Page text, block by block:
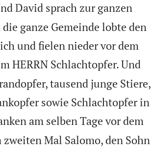
David sprach zur ganzen
ganze Gemeinde lobte den
und fielen nieder vor dem
HERRN Schlachtopfer. Und
tausend junge Stiere,
sowie Schlachtopfer in
am selben Tage vor dem
Mal Salomo, den Sohn